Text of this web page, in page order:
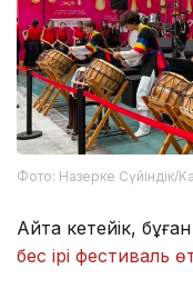
Фото: Назерке Сүйіндік/
Айта кетейік,
бес ірі фестиваль